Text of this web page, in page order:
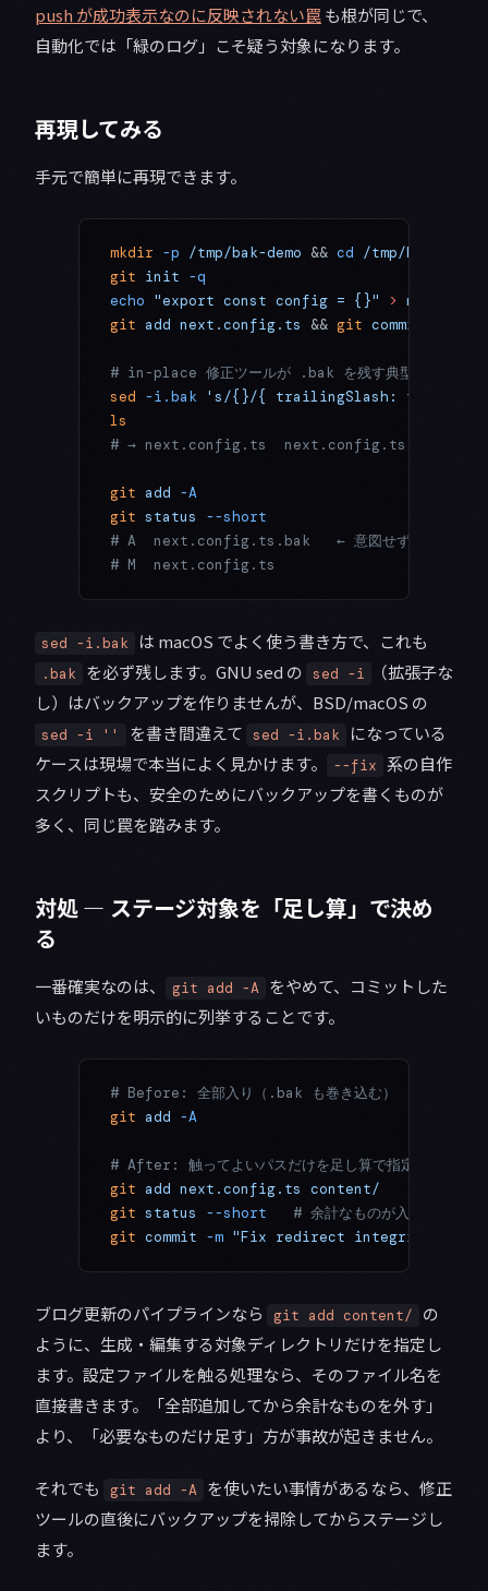
push が成功表示なのに反映されない罠も根が同じで、
自動化では「緑のログ」こそ疑う対象になります。
再現してみる
手元で簡単に再現できます。
mkdir -p /tmp/bak-demo && cd /tmp/bak-demo
git init -q
echo "export const config = {}" >
git add next.config.ts && git commit
# in-place 修正ツールが .bak を残す典型例
sed -i.bak 's/{}/{ trailingSlash: true }/'
ls
# → next.config.ts  next.config.ts.bak
git add -A
git status
--short
# A  next.config.ts.bak   ← 意図せずステージさ
# M  next.config.ts
sed -i.bak は macOS でよく使う書き方で、これも
.bak を必ず残します。GNU sed の sed -i
（拡張子な
し）はバックアップを作りませんが、BSD/macOS の
sed -i '' を書き間違えて sed -i.bak
になっている
ケースは現場で本当によく見かけます。
--fix
系の自作
スクリプトも、安全のためにバックアップを書くものが
多く、同じ罠を踏みます。
対処 — ステージ対象を「足し算」で決め
る
一番確実なのは、 git add -A をやめて、コミットした
いものだけを明示的に列挙することです。
# Before: 全部入り（.bak も巻き込む）
git add -A
# After: 触ってよいパスだけを足し算で指定する
git add next.config.ts content/
git status --short
# 余計なものが入っていない
git commit -m "Fix redirect integrity"
ブログ更新のパイプラインなら git add content/
の
ように、生成・編集する対象ディレクトリだけを指定し
ます。設定ファイルを触る処理なら、そのファイル名を
直接書きます。「全部追加してから余計なものを外す」
より、「必要なものだけ足す」方が事故が起きません。
それでも git add -A を使いたい事情があるなら、修正
ツールの直後にバックアップを掃除してからステージし
ます。